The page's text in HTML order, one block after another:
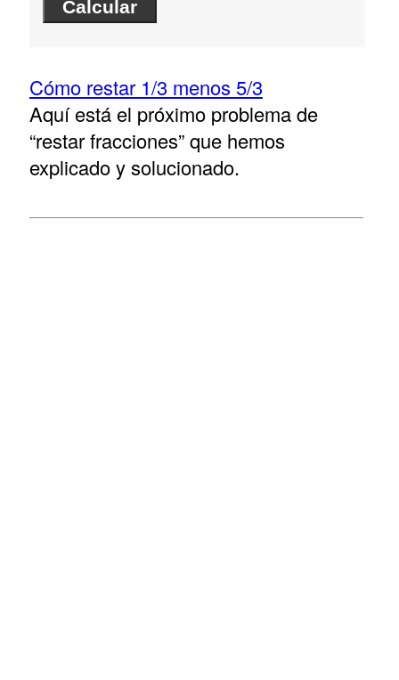
Cómo restar 1/3 menos 5/3
Aquí está el próximo problema de
“restar fracciones” que hemos
explicado y solucionado.